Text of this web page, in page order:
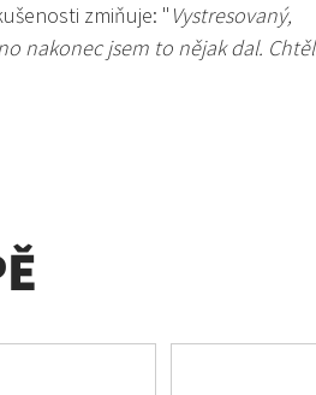
zmiňuje: " Vystresovaný,
nakonec jsem to nějak dal. Chtěl